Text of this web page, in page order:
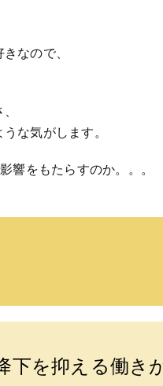
なので、
な気がします。
響をもたらすのか。。。
下を抑える働き